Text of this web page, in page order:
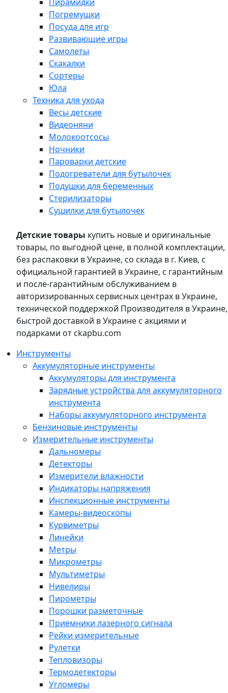
Погремушки
Посуда для игр
Развивающие игры
Самолеты
Скакалки
Сортеры
Юла
Техника для ухода
Весы детские
Видеоняни
Молокоотсосы
Ночники
Пароварки детские
Подогреватели для бутылочек
Подушки для беременных
Стерилизаторы
Сушилки для бутылочек
Детские товары купить новые и оригинальные
товары, по выгодной цене, в полной комплектации,
без распаковки в Украине, со склада в г. Киев, с
официальной гарантией в Украине, с гарантийным
и после-гарантийным обслуживанием в
авторизированных сервисных центрах в Украине,
технической поддержкой Производителя в Украине,
быстрой доставкой в Украине с акциями и
подарками от ckapbu.com
Инструменты
Аккумуляторные инструменты
Аккумуляторы для инструмента
Зарядные устройства для аккумуляторного
инструмента
Наборы аккумуляторного инструмента
Бензиновые инструменты
Измерительные инструменты
Дальномеры
Детекторы
Измерители влажности
Индикаторы напряжения
Инспекционные инструменты
Камеры-видеоскопы
Курвиметры
Линейки
Метры
Микрометры
Мультиметры
Нивелиры
Пирометры
Порошки разметочные
Приемники лазерного сигнала
Рейки измерительные
Рулетки
Тепловизоры
Термодетекторы
Угломеры